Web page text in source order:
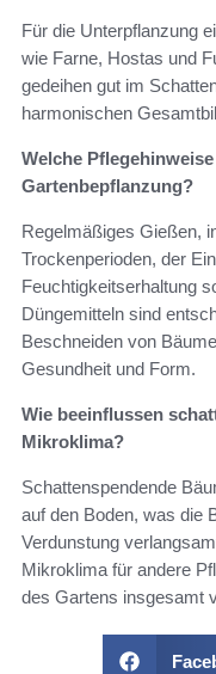
Für die Unterpflanzung
wie Farne, Hostas und
gedeihen gut im
harmonischen
Welche
Gartenbepflanzung?
Regelmäßiges Gießen,
Trockenperioden, der
Feuchtigkeitserhaltung
Düngemitteln sind
Beschneiden von
Gesundheit und Form.
Wie beeinflussen
Mikroklima?
Schattenspendende
auf den Boden, was die
Verdunstung
Mikroklima für andere
des Gartens insgesamt